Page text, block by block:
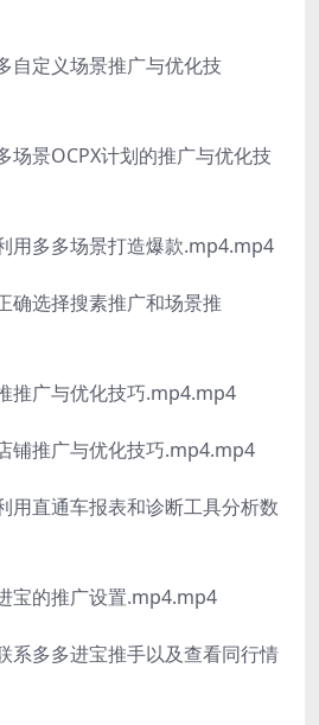
自定义场景推广与优化技
场景OCPX计划的推广与优化技
用多多场景打造爆款.mp4.mp4
确选择搜素推广和场景推
推广与优化技巧.mp4.mp4
铺推广与优化技巧.mp4.mp4
用直通车报表和诊断工具分析数
宝的推广设置.mp4.mp4
系多多进宝推手以及查看同行情